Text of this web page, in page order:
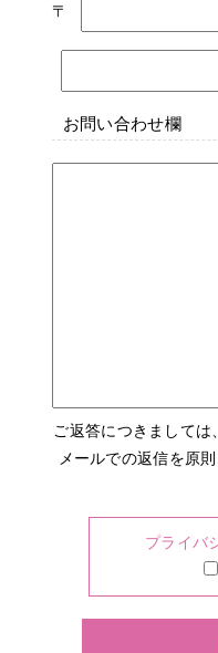
〒
お問い合わせ欄
ご返答につきましては
メールでの返信を原
プライバ